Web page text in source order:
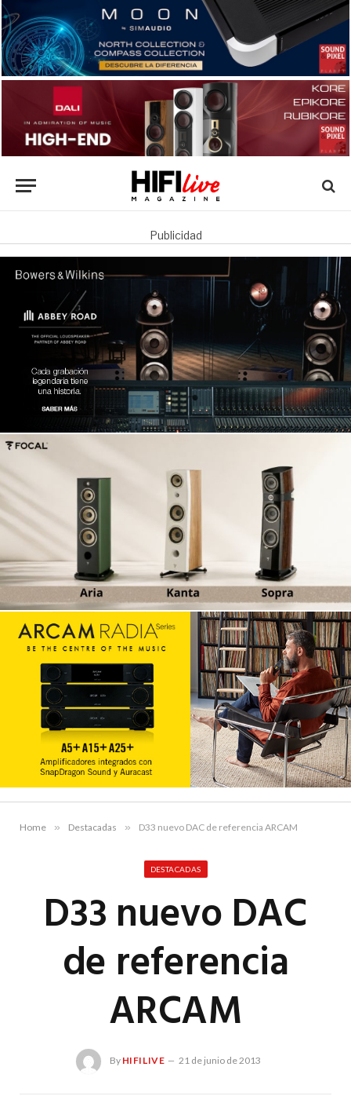
Publicidad
Home » Destacadas » D33 nuevo DAC de referencia ARCAM
DESTACADAS
D33 nuevo DAC
de referencia
ARCAM
By HIFILIVE 21 de junio de 2013